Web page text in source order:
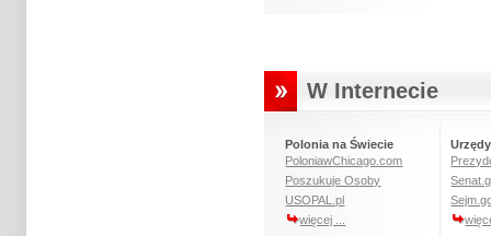
W Internecie
Polonia na Świecie
PoloniawChicago.com
Poszukuje Osoby
USOPAL.pl
więcej ...